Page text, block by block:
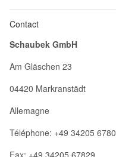
Contact
Schaubek GmbH
Am Gläschen 23
04420 Markranstädt
Allemagne
Téléphone: +49 34205 6780